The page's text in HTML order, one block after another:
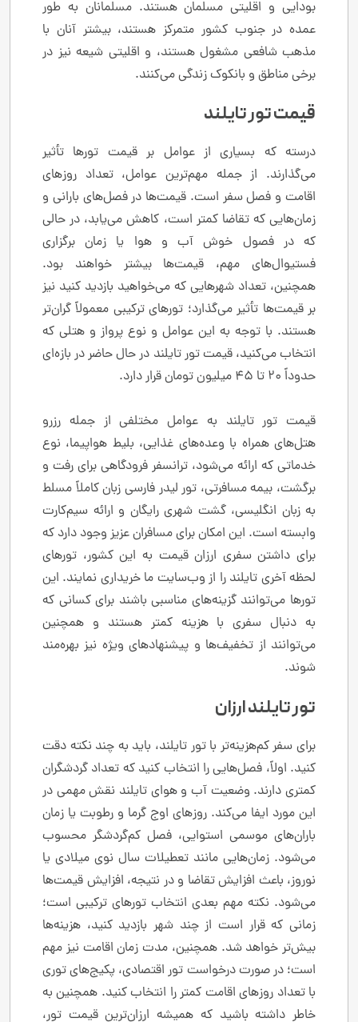
بودایی و اقلیتی مسلمان هستند. مسلمانان به طور
عمده در جنوب کشور متمرکز هستند، بیشتر آنان با
مذهب شافعی مشغول هستند، و اقلیتی شیعه نیز در
برخی مناطق و بانکوک زندگی می‌کنند.
قیمت تور تایلند
درسته که بسیاری از عوامل بر قیمت تورها تأثیر
می‌گذارند. از جمله مهم‌ترین عوامل، تعداد روزهای
اقامت و فصل سفر است. قیمت‌ها در فصل‌های بارانی و
زمان‌هایی که تقاضا کمتر است، کاهش می‌یابد، در حالی
که در فصول خوش آب و هوا یا زمان برگزاری
فستیوال‌های مهم، قیمت‌ها بیشتر خواهند بود.
همچنین، تعداد شهرهایی که می‌خواهید بازدید کنید نیز
بر قیمت‌ها تأثیر می‌گذارد؛ تورهای ترکیبی معمولاً گران‌تر
هستند. با توجه به این عوامل و نوع پرواز و هتلی که
انتخاب می‌کنید، قیمت تور تایلند در حال حاضر در بازه‌ای
حدوداً 20 تا 45 میلیون تومان قرار دارد.
قیمت تور تایلند به عوامل مختلفی از جمله رزرو
هتل‌های همراه با وعده‌های غذایی، بلیط هواپیما، نوع
خدماتی که ارائه می‌شود، ترانسفر فرودگاهی برای رفت و
برگشت، بیمه مسافرتی، تور لیدر فارسی زبان کاملاً مسلط
به زبان انگلیسی، گشت شهری رایگان و ارائه سیم‌کارت
وابسته است. این امکان برای مسافران عزیز وجود دارد که
برای داشتن سفری ارزان قیمت به این کشور، تورهای
لحظه آخری تایلند را از وب‌سایت ما خریداری نمایند. این
تورها می‌توانند گزینه‌های مناسبی باشند برای کسانی که
به دنبال سفری با هزینه کمتر هستند و همچنین
می‌توانند از تخفیف‌ها و پیشنهادهای ویژه نیز بهره‌مند
شوند.
تور تایلند ارزان
برای سفر کم‌هزینه‌تر با تور تایلند، باید به چند نکته دقت
کنید. اولاً، فصل‌هایی را انتخاب کنید که تعداد گردشگران
کمتری دارند. وضعیت آب و هوای تایلند نقش مهمی در
این مورد ایفا می‌کند. روزهای اوج گرما و رطوبت یا زمان
باران‌های موسمی استوایی، فصل کم‌گردشگر محسوب
می‌شود. زمان‌هایی مانند تعطیلات سال نوی میلادی یا
نوروز، باعث افزایش تقاضا و در نتیجه، افزایش قیمت‌ها
می‌شود. نکته مهم بعدی انتخاب تورهای ترکیبی است؛
زمانی که قرار است از چند شهر بازدید کنید، هزینه‌ها
بیش‌تر خواهد شد. همچنین، مدت زمان اقامت نیز مهم
است؛ در صورت درخواست تور اقتصادی، پکیج‌های توری
با تعداد روزهای اقامت کمتر را انتخاب کنید. همچنین به
خاطر داشته باشید که همیشه ارزان‌ترین قیمت تور،